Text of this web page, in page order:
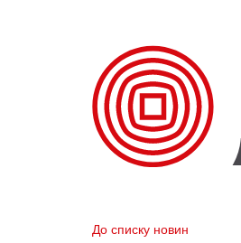
До списку новин